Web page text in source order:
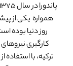
همواره یکی از
روز دنیا بوده
کارگیری نیروهای
ترکیه، با استفاده